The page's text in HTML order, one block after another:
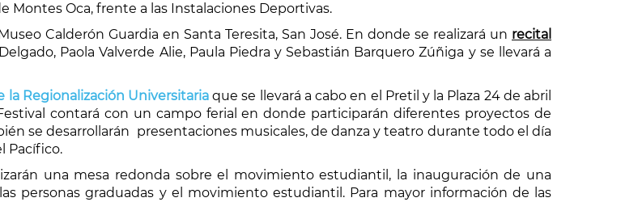
Montes Oca, frente a las Instalaciones Deportivas.
Calderón Guardia en Santa Teresita, San José. En donde se realizará un recital
Paola Valverde Alie, Paula Piedra y Sebastián Barquero Zúñiga y se llevará a
la Regionalización Universitaria que se llevará a cabo en el Pretil y la Plaza 24 de abril
contará con un campo ferial en donde participarán diferentes proyectos de
se desarrollarán presentaciones musicales, de danza y teatro durante todo el día
Pacífico.
una mesa redonda sobre el movimiento estudiantil, la inauguración de una
personas graduadas y el movimiento estudiantil. Para mayor información de las